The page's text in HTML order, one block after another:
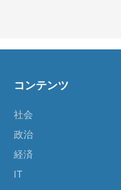
コンテンツ
社会
政治
経済
IT